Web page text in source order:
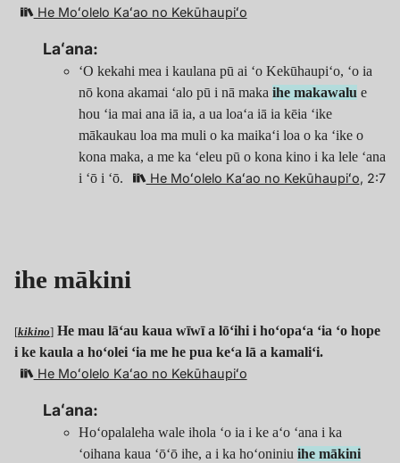
He Moʻolelo Kaʻao no Kekūhaupiʻo
Laʻana:
ʻO kekahi mea i kaulana pū ai ʻo Kekūhaupiʻo, ʻo ia
nō kona akamai ʻalo pū i nā maka ihe makawalu e
hou ʻia mai ana iā ia, a ua loaʻa iā ia kēia ʻike
mākaukau loa ma muli o ka maikaʻi loa o ka ʻike o
kona maka, a me ka ʻeleu pū o kona kino i ka lele ʻana
i ʻō i ʻō.
He Moʻolelo Kaʻao no Kekūhaupiʻo, 2:7
ihe mākini
[kikino] He mau lāʻau kaua wīwī a lōʻihi i hoʻopaʻa ʻia ʻo hope
i ke kaula a hoʻolei ʻia me he pua keʻa lā a kamaliʻi.
He Moʻolelo Kaʻao no Kekūhaupiʻo
Laʻana:
Hoʻopalaleha wale ihola ʻo ia i ke aʻo ʻana i ka
ʻoihana kaua ʻōʻō ihe, a i ka hoʻoniniu ihe mākini